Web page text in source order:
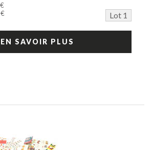
Lot 1
EN SAVOIR PLUS